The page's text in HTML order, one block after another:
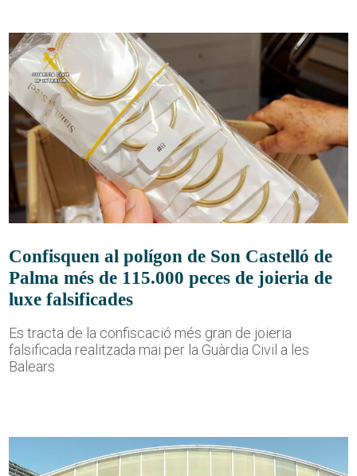
Confisquen al polígon de Son Castelló de
Palma més de 115.000 peces de joieria de
luxe falsificades
Es tracta de la confiscació més gran de joieria
falsificada realitzada mai per la Guàrdia Civil a les
Balears